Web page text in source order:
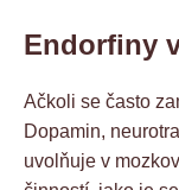
Endorfiny
Ačkoli se často
Dopamin,
uvolňuje v